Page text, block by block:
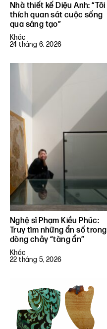
Nhà thiết kế Diệu Anh: “Tôi
thích quan sát cuộc sống
qua sáng tạo”
Khác
24 tháng 6, 2026
Nghệ sĩ Phạm Kiều Phúc:
Truy tìm những ẩn số trong
dòng chảy “tàng ẩn”
Khác
22 tháng 5, 2026